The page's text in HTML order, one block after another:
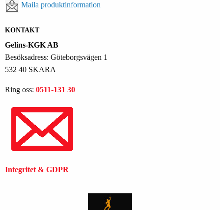
Maila produktinformation
KONTAKT
Gelins-KGK AB
Besöksadress: Göteborgsvägen 1
532 40 SKARA
Ring oss: 0511-131 30
Integritet & GDPR